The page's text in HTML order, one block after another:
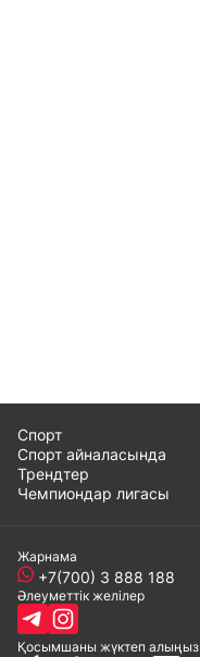
Спорт
Спорт айналасында
Трендтер
Чемпиондар лигасы
Жарнама
+7(700) 3 888 188
Әлеуметтік желілер
Қосымшаны жүктеп алыңыз